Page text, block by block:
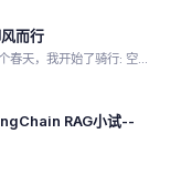
而行
春天，我开始了骑行: 空...
RAG小试--